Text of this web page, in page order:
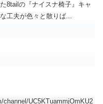
8tailの『ナイスナ椅子』キャ
工夫が色々と散りば...
channel/UC5KTuammjOmKU2